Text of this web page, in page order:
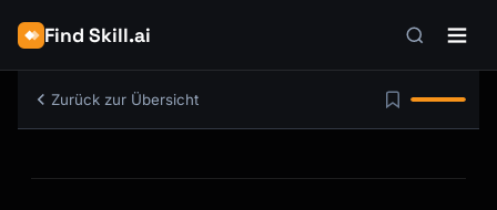
Find Skill.ai
Zurück zur Übersicht